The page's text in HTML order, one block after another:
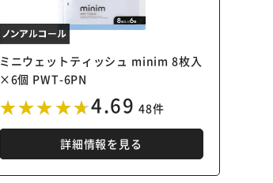
ミニウェットティッシュ minim 8枚入
×6個 PWT-6PN
4.69 48件
詳細情報を見る